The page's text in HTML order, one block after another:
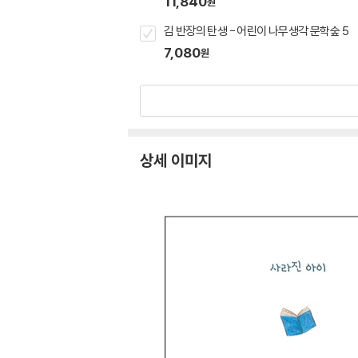
김 반장의 탄생 - 어린이 나무생각 문학숲 5
7,080원
상세 이미지